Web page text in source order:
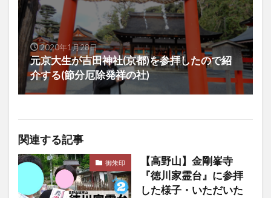
2020年1月28日
元京大生が吉田神社(京都)を参拝したので紹
介する(節分厄除発祥の社)
関連する記事
御朱印
【高野山】金剛峯寺
『徳川家霊台』に参拝
した様子・いただいた